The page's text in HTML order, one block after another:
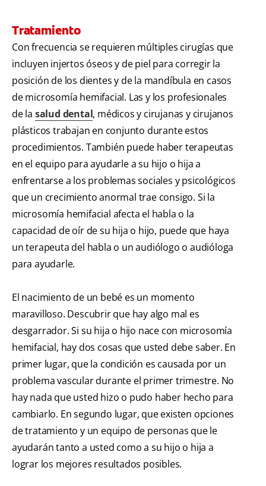
Tratamiento
Con frecuencia se requieren múltiples cirugías que
incluyen injertos óseos y de piel para corregir la
posición de los dientes y de la mandíbula en casos
de microsomía hemifacial. Las y los profesionales
de la salud dental, médicos y cirujanas y cirujanos
plásticos trabajan en conjunto durante estos
procedimientos. También puede haber terapeutas
en el equipo para ayudarle a su hijo o hija a
enfrentarse a los problemas sociales y psicológicos
que un crecimiento anormal trae consigo. Si la
microsomía hemifacial afecta el habla o la
capacidad de oír de su hija o hijo, puede que haya
un terapeuta del habla o un audiólogo o audióloga
para ayudarle.
El nacimiento de un bebé es un momento
maravilloso. Descubrir que hay algo mal es
desgarrador. Si su hija o hijo nace con microsomía
hemifacial, hay dos cosas que usted debe saber. En
primer lugar, que la condición es causada por un
problema vascular durante el primer trimestre. No
hay nada que usted hizo o pudo haber hecho para
cambiarlo. En segundo lugar, que existen opciones
de tratamiento y un equipo de personas que le
ayudarán tanto a usted como a su hijo o hija a
lograr los mejores resultados posibles.